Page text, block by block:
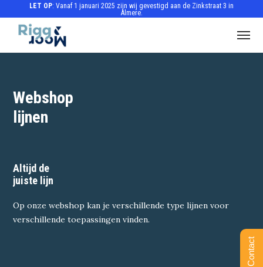
LET OP: Vanaf 1 januari 2025 zijn wij gevestigd aan de Zinkstraat 3 in
Almere.
Webshop
lijnen
Altijd de
juiste lijn
Op onze webshop kan je verschillende type lijnen voor
verschillende toepassingen vinden.
Contact